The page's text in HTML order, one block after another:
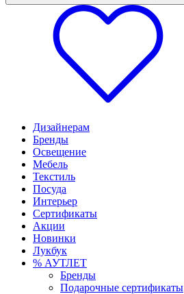
Дизайнерам
Бренды
Освещение
Мебель
Текстиль
Посуда
Интерьер
Сертификаты
Акции
Новинки
Лукбук
% АУТЛЕТ
Бренды
Подарочные сертификаты